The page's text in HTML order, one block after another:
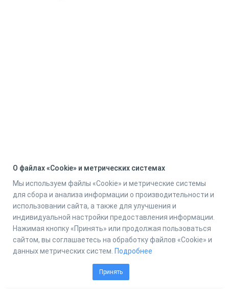
О файлах «Cookie» и метрических системах
Мы используем файлы «Cookie» и метрические системы
для сбора и анализа информации о производительности и
использовании сайта, а также для улучшения и
индивидуальной настройки предоставления информации.
Нажимая кнопку «Принять» или продолжая пользоваться
сайтом, вы соглашаетесь на обработку файлов «Cookie» и
данных метрических систем. Подробнее
Принять